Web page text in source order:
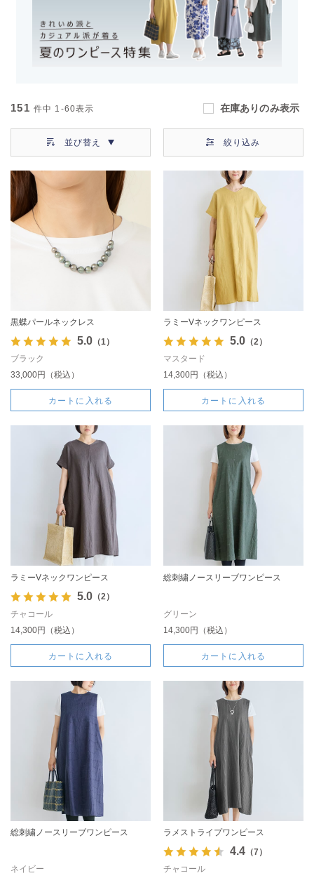
151 件中 1-60表示 在庫ありのみ表示
並び替え 絞り込み
黒蝶パールネックレス
5.0（1）
ブラック
33,000円（税込）
カートに入れる
ラミーVネックワンピース
5.0（2）
マスタード
14,300円（税込）
カートに入れる
ラミーVネックワンピース
5.0（2）
チャコール
14,300円（税込）
カートに入れる
総刺繍ノースリーブワンピース
グリーン
14,300円（税込）
カートに入れる
総刺繍ノースリーブワンピース
ネイビー
ラメストライプワンピース
4.4（7）
チャコール